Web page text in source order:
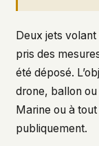
Deux jets volant
pris des
été déposé.
drone, ballon ou
Marine ou à
publiquement.